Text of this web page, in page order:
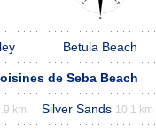
Betula Beach
de Seba Beach
km Silver Sands 10.1 km